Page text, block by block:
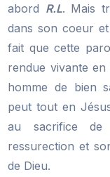
abord R.L. Mais
dans son coeur
fait que cette
rendue vivante en
homme de bien
peut tout en
au sacrifice
ressurection et
de Dieu.